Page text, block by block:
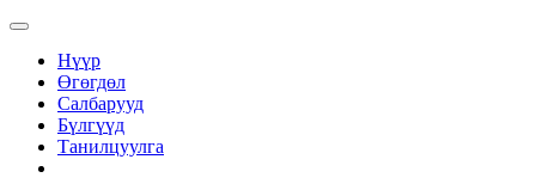
Нүүр
Өгөгдөл
Салбарууд
Бүлгүүд
Танилцуулга